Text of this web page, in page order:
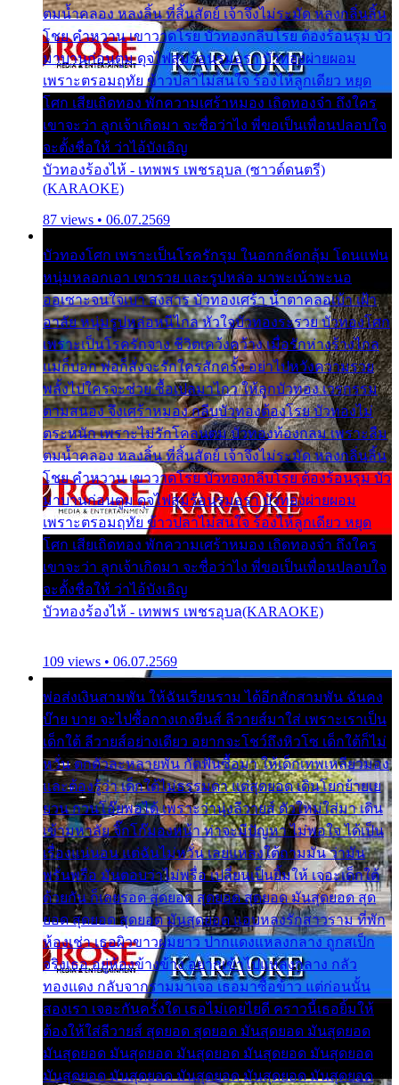
ตมน้ำคลอง หลงลิ้น ที่สิ้นสัตย์ เจ้าจึงไม่ระมัด หลงกลิ่นลิ้น
โชย คำหวาน เขาวาดโรย บัวทองกลีบโรย ต้องร้อนรุม บัว
มาบานก่อนตูม ดุจไฟสุมร้อนรุมอุรา บัวทองผ่ายผอม
เพราะตรอมฤทัย ข้าวปลาไม่สนใจ ร้องไห้ลูกเดียว หยุด
โศก เสียเถิดทอง พักความเศร้าหมอง เถิดทองจ๋า ถึงใคร
เขาจะว่า ลูกเจ้าเกิดมา จะชื่อว่าไง พี่ขอเป็นเพื่อนปลอบใจ
จะตั้งชื่อให้ ว่าไอ้บังเอิญ
บัวทองร้องไห้ - เทพพร เพชรอุบล (ซาวด์ดนตรี)
(KARAOKE)
87 views • 06.07.2569
บัวทองโศก เพราะเป็นโรครักรุม ในอกกลัดกลุ้ม โดนแฟน
หนุ่มหลอกเอา เขารวย และรูปหล่อ มาพะเน้าพะนอ
ออเซาะจนใจเบา สงสาร บัวทองเศร้า น้ำตาคลอเบ้า เฝ้า
อาลัย หนุ่มรูปหล่อหนีไกล หัวใจบัวทองระรวย บัวทองโศก
เพราะเป็นโรครักจาง ชีวิตเคว้งคว้าง เมื่อรักห่างร้างไกล
แม่ก็บอก พ่อก็สั่งจะรักใครสักครั้ง อย่าไปหวังความรวย
พลั้งไปใครจะช่วย ซื้อเปลมาไกว ให้ลูกบัวทอง เวรกรรม
ตามสนอง จึงเศร้าหมอง กลีบบัวทองต้องโรย บัวทองไม่
ตระหนัก เพราะไม่รักโคลนตม บัวทองท้องกลม เพราะลืม
ตมน้ำคลอง หลงลิ้น ที่สิ้นสัตย์ เจ้าจึงไม่ระมัด หลงกลิ่นลิ้น
โชย คำหวาน เขาวาดโรย บัวทองกลีบโรย ต้องร้อนรุม บัว
มาบานก่อนตูม ดุจไฟสุมร้อนรุมอุรา บัวทองผ่ายผอม
เพราะตรอมฤทัย ข้าวปลาไม่สนใจ ร้องไห้ลูกเดียว หยุด
โศก เสียเถิดทอง พักความเศร้าหมอง เถิดทองจ๋า ถึงใคร
เขาจะว่า ลูกเจ้าเกิดมา จะชื่อว่าไง พี่ขอเป็นเพื่อนปลอบใจ
จะตั้งชื่อให้ ว่าไอ้บังเอิญ
บัวทองร้องไห้ - เทพพร เพชรอุบล(KARAOKE)
109 views • 06.07.2569
พ่อส่งเงินสามพัน ให้ฉันเรียนราม ได้อีกสักสามพัน ฉันคง
บ๊าย บาย จะไปซื้อกางเกงยีนส์ ลีวายส์มาใส่ เพราะเราเป็น
เด็กใต้ ลีวายส์อย่างเดียว อยากจะโชว์ถึงหิวโซ เด็กใต้ก็ไม่
หวั่น ตกตัวละหลายพัน กัดฟันซื้อมา ให้เด็กเทพเหลียวมอง
และต้องรู้ว่า เด็กใต้ไม่ธรรมดา แต่สุดยอด เดินโยกย้ายเย
ยวน กวนโอ๊ยพอได้ เพราะว่านุ่งลีวายส์ ตัวใหม่ใส่มา เดิน
เข้ามหาลัย จิ๊กโก๊มองหน้า ท่าจะมีปัญหา ไม่พอใจ ได้เป็น
เรื่องแน่นอน แต่ฉันไม่หวั่น เลยแหลงใต้ถามมัน ว่ามัน
พรั่นพรือ มันตอบว่าไม่พรื่อ เปลี่ยนเป็นยิ้มให้ เจอะเด็กใต้
ด้วยกัน ก็เลยรอด สุดยอด สุดยอด สุดยอด มันสุดยอด สุด
ยอด สุดยอด สุดยอด มันสุดยอด แอบหลงรักสาวราม ที่พัก
ห้องเช่า เธอผิวขาวผมยาว ปากแดงแหลงกลาง ถูกสเป็ก
จริงเธอ อยู่ห้องข้างข้าง อยากเข้าไปแหลงกลาง กลัว
ทองแดง กลับจากรามมาเจอ เธอมาซื้อข้าว แต่ก่อนนั้น
สองเรา เจอะกันครั้งใด เธอไม่เคยไยดี คราวนี้เธอยิ้มให้
ต้องให้ใส่ลีวายส์ สุดยอด สุดยอด มันสุดยอด มันสุดยอด
มันสุดยอด มันสุดยอด มันสุดยอด มันสุดยอด มันสุดยอด
มันสุดยอด มันสุดยอด มันสุดยอด มันสุดยอด มันสุดยอด